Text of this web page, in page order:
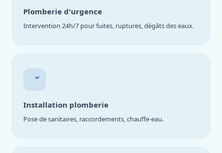
Plomberie d'urgence
Intervention 24h/7 pour fuites, ruptures, dégâts des eaux.
Installation plomberie
Pose de sanitaires, raccordements, chauffe-eau.